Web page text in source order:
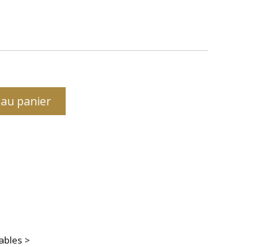
panier
>